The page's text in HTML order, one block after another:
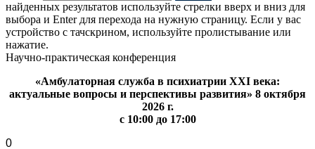
найденных результатов используйте стрелки вверх и вниз для
выбора и Enter для перехода на нужную страницу. Если у вас
устройство с тачскрином, используйте пролистывание или
нажатие.
Научно-практическая конференция
«Амбулаторная служба в психиатрии XXI века:
актуальные вопросы и перспективы развития» 8 октября
2026 г.
с 10:00 до 17:00
0